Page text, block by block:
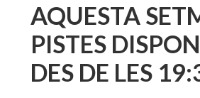
AQUESTA
PISTES
DES DE LES